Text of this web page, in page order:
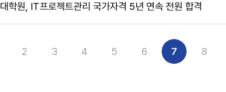
학원, IT프로젝트관리 국가자격 5년 연속 전원 합격
2 3 4 5 6 7 8